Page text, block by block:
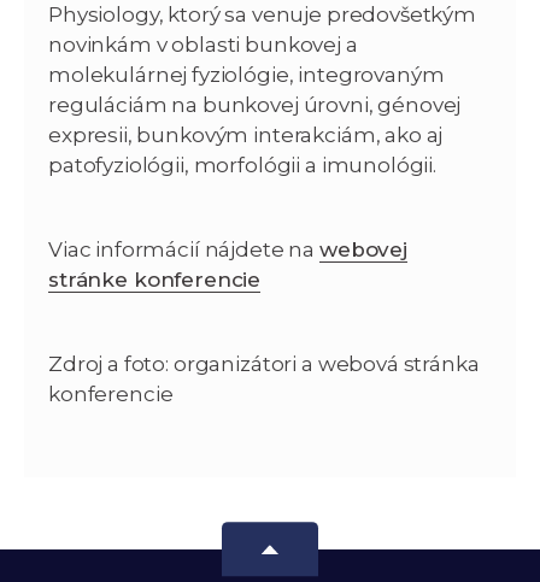
Physiology, ktorý sa venuje predovšetkým
novinkám v oblasti bunkovej a
molekulárnej fyziológie, integrovaným
reguláciám na bunkovej úrovni, génovej
expresii, bunkovým interakciám, ako aj
patofyziológii, morfológii a imunológii.
Viac informácií nájdete na webovej
stránke konferencie
Zdroj a foto: organizátori a webová stránka
konferencie